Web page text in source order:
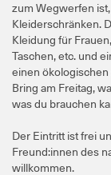
zum Wegwerfen
Kleiderschränken.
Kleidung für
Taschen, etc. und
einen
Bring am Freitag,
was du brauchen
Der Eintritt ist frei
Freund:innen des
willkommen.